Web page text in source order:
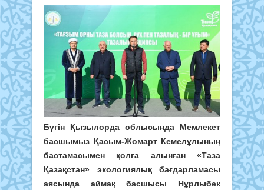
Бүгін Қызылорда облысында Мемлекет
басшымыз Қасым-Жомарт Кемелұлының
бастамасымен қолға алынған «Таза
Қазақстан» экологиялық бағдарламасы
аясында аймақ басшысы Нұрлыбек